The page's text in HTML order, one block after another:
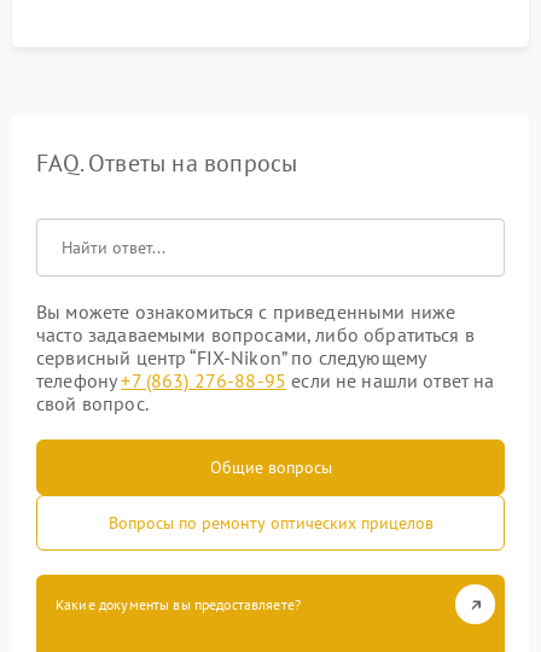
FAQ. Ответы на вопросы
Вы можете ознакомиться с приведенными ниже
часто задаваемыми вопросами, либо обратиться в
сервисный центр “FIX-Nikon” по следующему
телефону+7 (863) 276-88-95 если не нашли ответ на
свой вопрос.
Общие вопросы
Вопросы по ремонту оптических прицелов
Какие документы вы предоставляете?